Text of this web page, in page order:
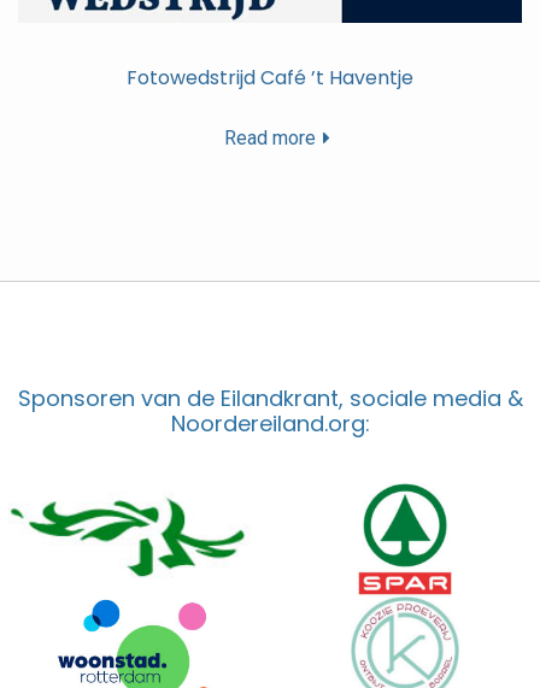
Fotowedstrijd Café ’t Haventje
Read more
Sponsoren van de Eilandkrant, sociale media &
Noordereiland.org: